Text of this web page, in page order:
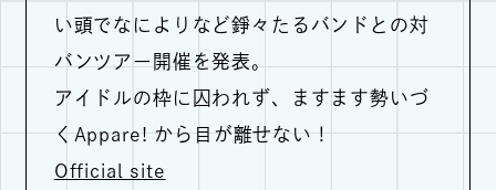
い頭でなによりなど錚々たるバンドとの対
バンツアー開催を発表。
アイドルの枠に囚われず、ますます勢いづ
くAppare! から目が離せない！
Official site